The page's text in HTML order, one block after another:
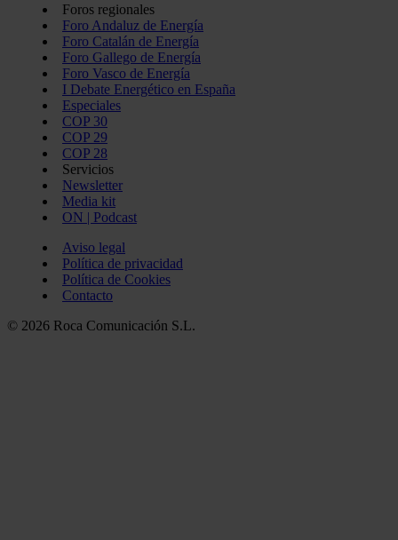
Foros regionales
Foro Andaluz de Energía
Foro Catalán de Energía
Foro Gallego de Energía
Foro Vasco de Energía
I Debate Energético en España
Especiales
COP 30
COP 29
COP 28
Servicios
Newsletter
Media kit
ON | Podcast
Aviso legal
Política de privacidad
Política de Cookies
Contacto
© 2026 Roca Comunicación S.L.